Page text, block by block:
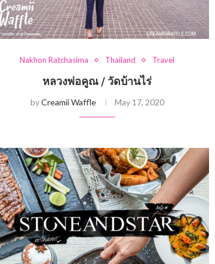
Nakhon Ratchasima Thailand Travel
หลวงพ่อคูณ / วัดบ้านไร่
byCreamii Waffle May 17, 2020